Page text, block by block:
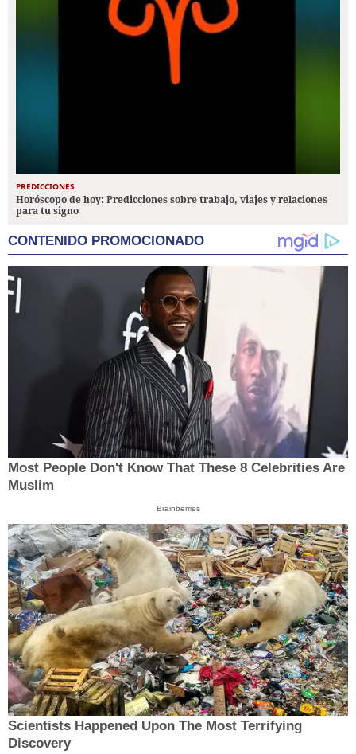
PREDICCIONES
Horóscopo de hoy: Predicciones sobre trabajo, viajes y relaciones
para tu signo
CONTENIDO PROMOCIONADO
Most People Don't Know That These 8 Celebrities Are
Muslim
Brainberries
Scientists Happened Upon The Most Terrifying
Discovery